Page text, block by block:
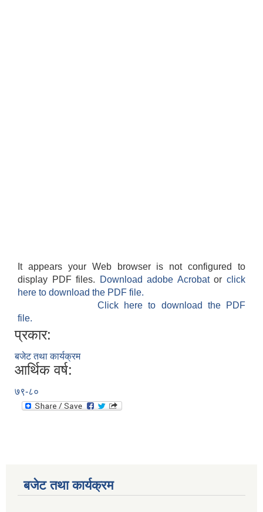
It appears your Web browser is not configured to
display PDF files.
Download adobe Acrobatorclick
here to download the PDF file.
Click here to download the PDF
file.
प्रकार:
बजेट तथा कार्यक्रम
आर्थिक वर्ष:
७९-८०
बजेट तथा कार्यक्रम